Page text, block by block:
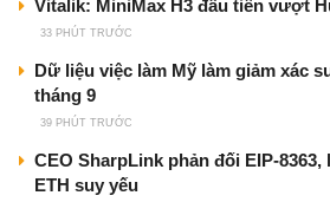
Vitalik: MiniMax H3 đầu tiên vượt
33 PHÚT TRƯỚC
Dữ liệu việc làm Mỹ làm giảm xác
tháng 9
39 PHÚT TRƯỚC
CEO SharpLink phản đối EIP-
ETH suy yếu